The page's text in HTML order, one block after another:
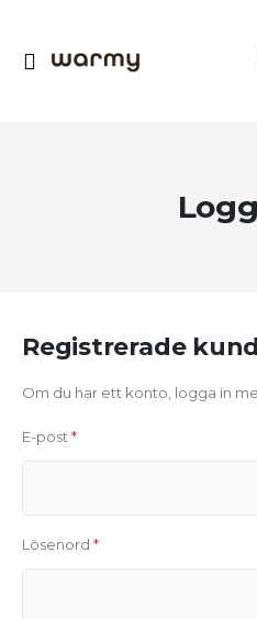
Växla
Registrerade
Om du har ett konto, logga in
E-post
Lösenord